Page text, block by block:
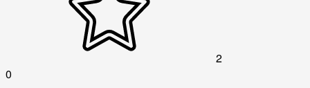
2
0